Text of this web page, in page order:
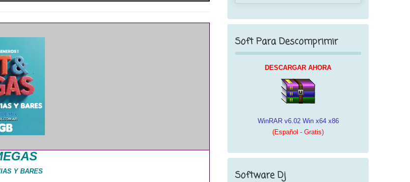
Y BARES
Soft Para Descomprimir
DESCARGAR AHORA
WinRAR v6.02 Win x64 x86
(Español - Gratis)
Software Dj